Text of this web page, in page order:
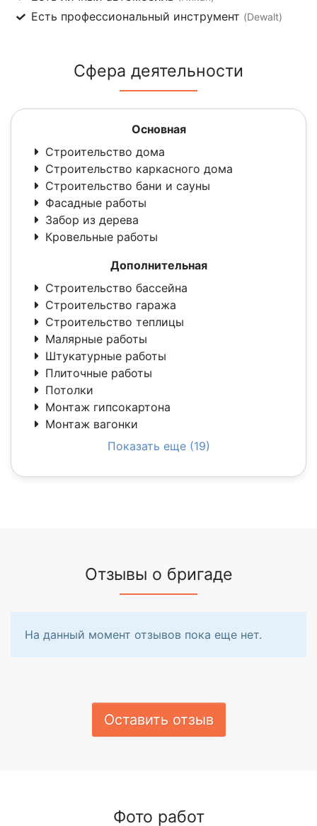
Есть профессиональный инструмент (Dewalt)
Сфера деятельности
Основная
Строительство дома
Строительство каркасного дома
Строительство бани и сауны
Фасадные работы
Забор из дерева
Кровельные работы
Дополнительная
Строительство бассейна
Строительство гаража
Строительство теплицы
Малярные работы
Штукатурные работы
Плиточные работы
Потолки
Монтаж гипсокартона
Монтаж вагонки
Показать еще (19)
Отзывы о бригаде
На данный момент отзывов пока еще нет.
Оставить отзыв
Фото работ